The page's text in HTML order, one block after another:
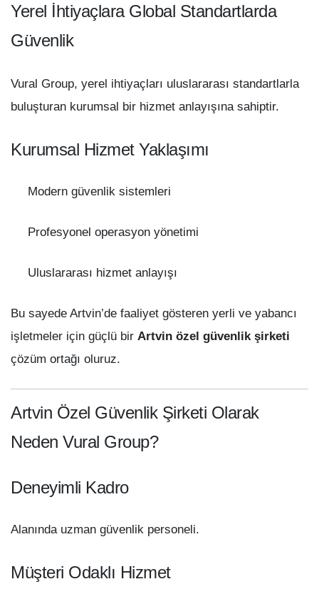
Yerel İhtiyaçlara Global Standartlarda
Güvenlik
Vural Group, yerel ihtiyaçları uluslararası standartlarla
buluşturan kurumsal bir hizmet anlayışına sahiptir.
Kurumsal Hizmet Yaklaşımı
Modern güvenlik sistemleri
Profesyonel operasyon yönetimi
Uluslararası hizmet anlayışı
Bu sayede Artvin’de faaliyet gösteren yerli ve yabancı
işletmeler için güçlü bir Artvin özel güvenlik şirketi
çözüm ortağı oluruz.
Artvin Özel Güvenlik Şirketi Olarak
Neden Vural Group?
Deneyimli Kadro
Alanında uzman güvenlik personeli.
Müşteri Odaklı Hizmet